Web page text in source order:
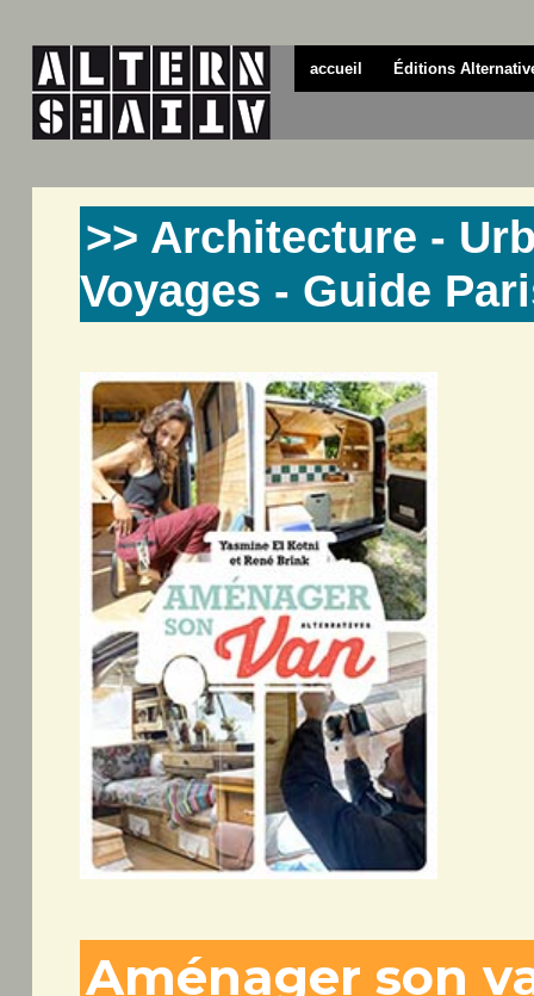
accueil Éditions
>> Architecture -
Voyages - Guide
Aménager son